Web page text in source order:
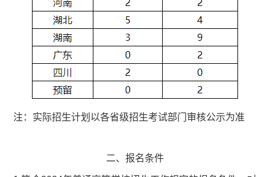
注：实际招生计划以各省级招生考试部门审核公示为准
二、报名条件